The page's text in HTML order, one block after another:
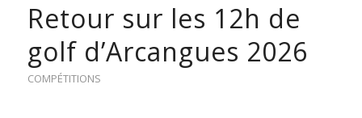
Retour sur les 12h de
golf d’Arcangues 2026
COMPÉTITIONS